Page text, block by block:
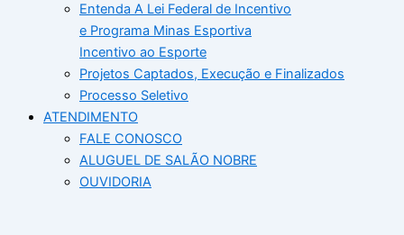
Entenda A Lei Federal de Incentivo
e Programa Minas Esportiva
Incentivo ao Esporte
Projetos Captados, Execução e Finalizados
Processo Seletivo
ATENDIMENTO
FALE CONOSCO
ALUGUEL DE SALÃO NOBRE
OUVIDORIA